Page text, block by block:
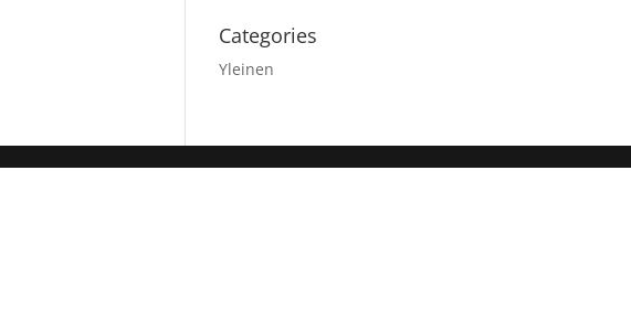
Categories
Yleinen